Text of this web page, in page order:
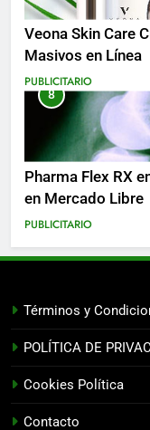
Veona Skin Care
Masivos en Línea
PUBLICITARIO
8
Pharma Flex RX
en Mercado Libre
PUBLICITARIO
Términos y
POLÍTICA DE
Cookies Política
Contacto